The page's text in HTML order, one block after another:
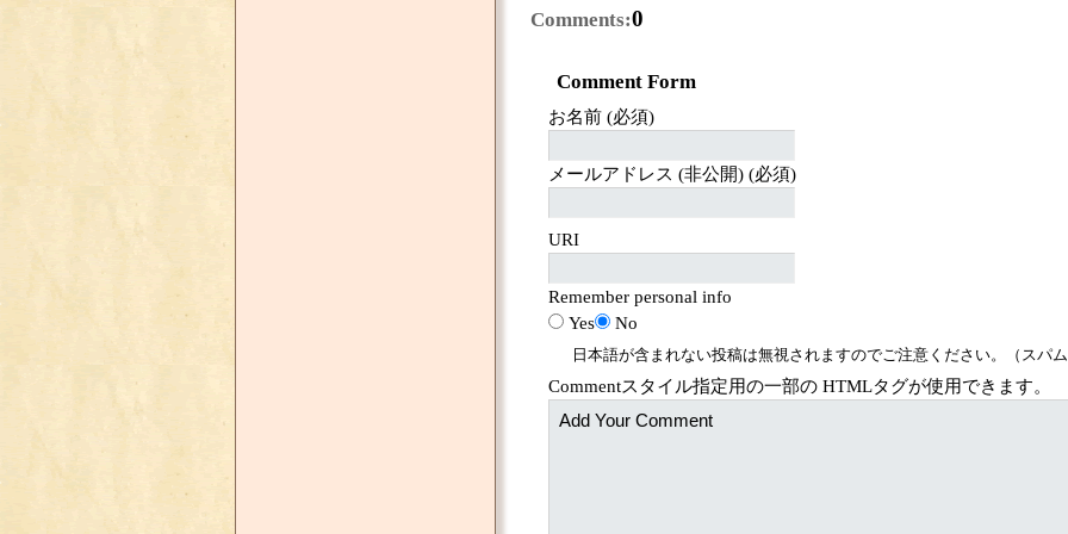
Comments:0
Comment Form
お名前 (必須)
メールアドレス (非公開) (必須)
URI
Remember personal info
Yes
No
日本語が含まれない投稿は無視されますのでご注意ください。（スパ
Commentスタイル指定用の一部の HTMLタグが使用できます。